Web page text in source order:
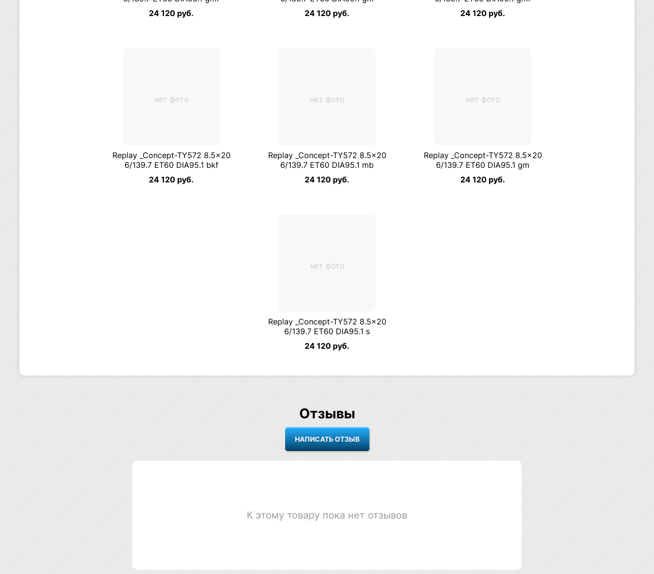
24 120 руб.
24 120 руб.
24 120 руб.
нет фото
Replay _Concept-TY572 8.5×20
6/139.7 ET60 DIA95.1 bkf
24 120 руб.
нет фото
Replay _Concept-TY572 8.5×20
6/139.7 ET60 DIA95.1 mb
24 120 руб.
нет фото
Replay _Concept-TY572 8.5×20
6/139.7 ET60 DIA95.1 gm
24 120 руб.
нет фото
Replay _Concept-TY572 8.5×20
6/139.7 ET60 DIA95.1 s
24 120 руб.
Отзывы
К этому товару пока нет отзывов